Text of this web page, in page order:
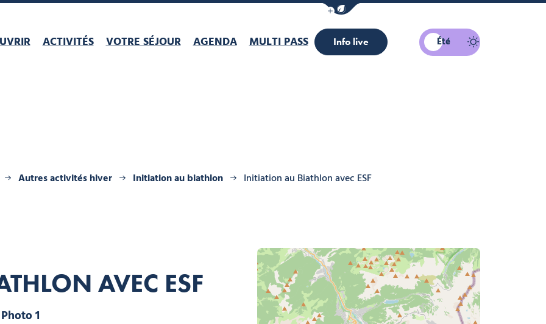
Afficher la barre de navigation du mode éco
ACTIVITÉS VOTRE SÉJOUR AGENDA MULTI PASS Info live Été
Autres activités hiver Initiation au biathlon Initiation au Biathlon avec ESF
AVEC ESF
Photo 1, © esf morzine